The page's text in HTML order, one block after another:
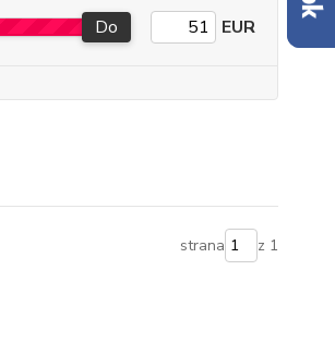
Do EUR
strana z 1